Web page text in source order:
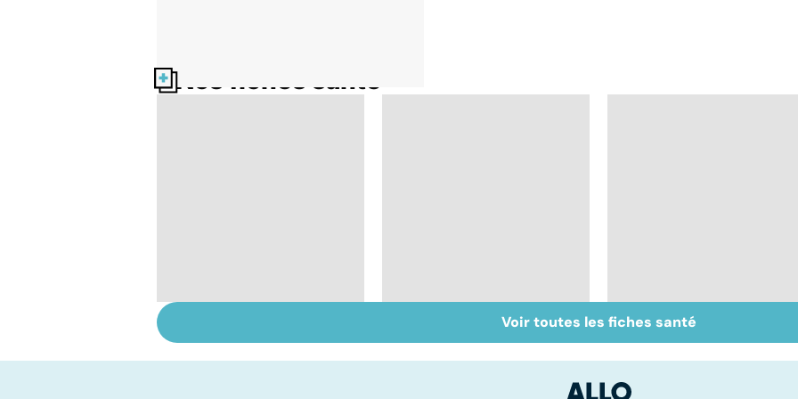
Nos fiches santé
on ne guérit pas
Tout savoir sur les
anti-inflammatoires
Troubles anxieux, une
anxiété envahissante
Voir toutes les fiches santé